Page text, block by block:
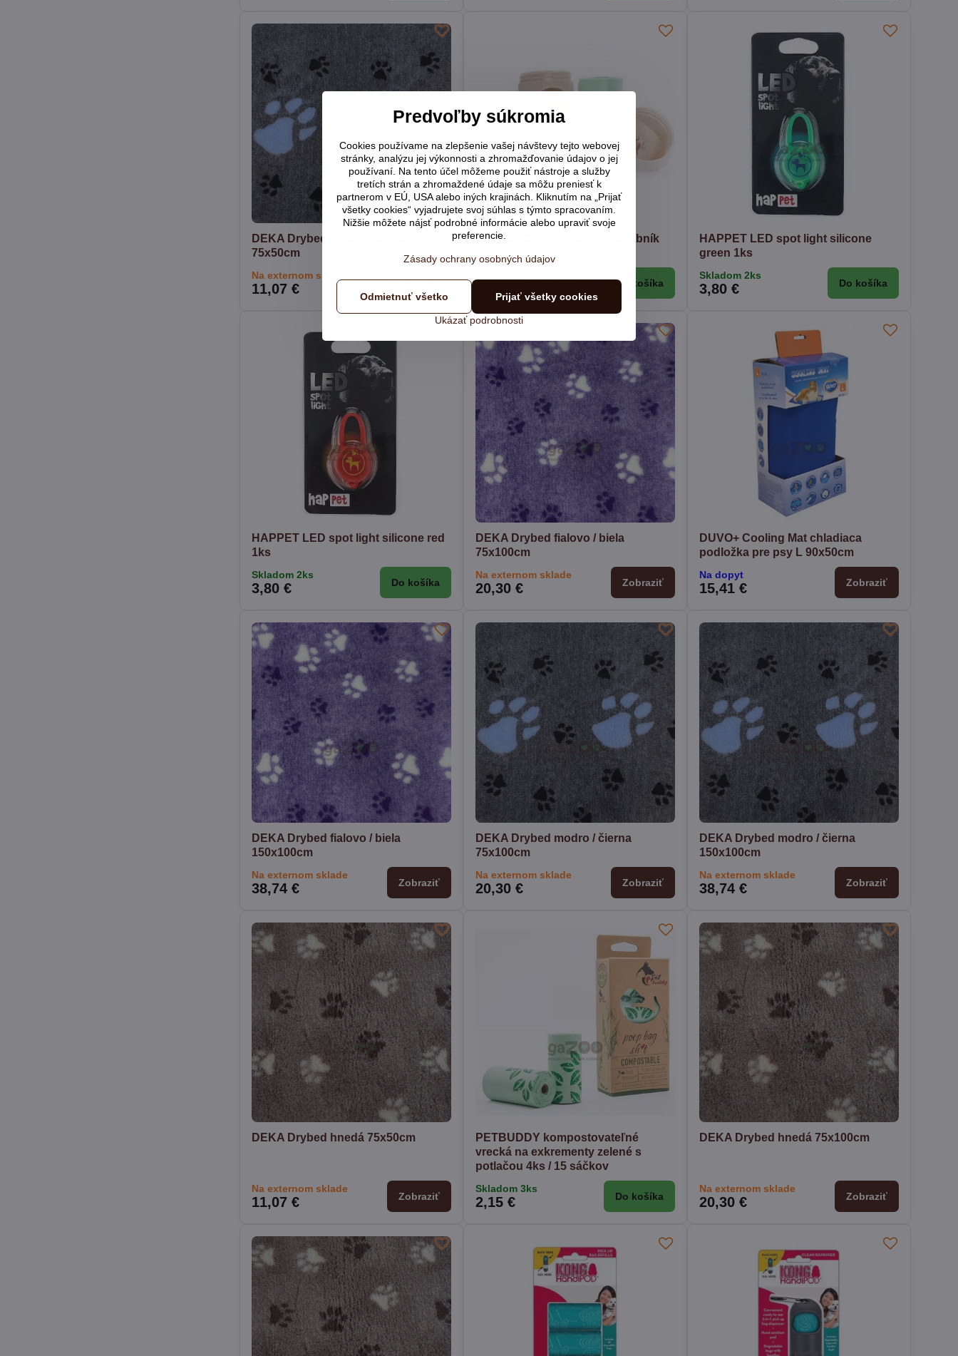
DEKA Drybed modro / čierna
75x50cm
Na externom sklade
11,07 € Zobraziť
PETBUDDY bambusový zásobník
na vrecká na exkrementy 1ks
Do košíka
HAPPET LED spot light silicone
green 1ks
Skladom 2ks
3,80 € Do košíka
HAPPET LED spot light silicone red
1ks
Skladom 2ks
3,80 € Do košíka
DEKA Drybed fialovo / biela
75x100cm
Na externom sklade
20,30 € Zobraziť
DUVO+ Cooling Mat chladiaca
podložka pre psy L 90x50cm
Na dopyt
15,41 € Zobraziť
DEKA Drybed fialovo / biela
150x100cm
Na externom sklade
38,74 € Zobraziť
DEKA Drybed modro / čierna
75x100cm
Na externom sklade
20,30 € Zobraziť
DEKA Drybed modro / čierna
150x100cm
Na externom sklade
38,74 € Zobraziť
DEKA Drybed hnedá 75x50cm
Na externom sklade
11,07 € Zobraziť
PETBUDDY kompostovateľné
vrecká na exkrementy zelené s
potlačou 4ks / 15 sáčkov
Skladom 3ks
2,15 € Do košíka
DEKA Drybed hnedá 75x100cm
Na externom sklade
20,30 € Zobraziť
Predvoľby súkromia
Cookies používame na zlepšenie vašej návštevy tejto webovej
stránky, analýzu jej výkonnosti a zhromažďovanie údajov o jej
používaní. Na tento účel môžeme použiť nástroje a služby
tretích strán a zhromaždené údaje sa môžu preniesť k
partnerom v EÚ, USA alebo iných krajinách. Kliknutím na „Prijať
všetky cookies“ vyjadrujete svoj súhlas s týmto spracovaním.
Nižšie môžete nájsť podrobné informácie alebo upraviť svoje
preferencie.
Zásady ochrany osobných údajov
Ukázať podrobnosti
Prijať všetky cookies
Odmietnuť všetko